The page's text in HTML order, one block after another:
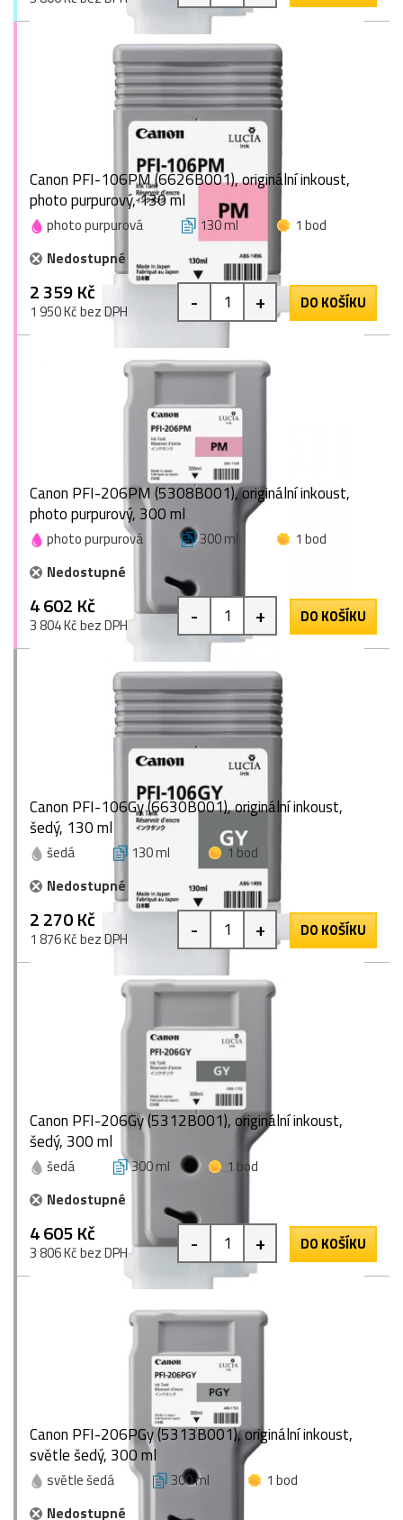
Canon PFI-106PM (6626B001), originální inkoust,
photo purpurový, 130 ml
photo purpurová 130 ml
1 bod
Nedostupné
2 359 Kč
1 950 Kč bez DPH - + DO KOŠÍKU
Canon PFI-206PM (5308B001), originální inkoust,
photo purpurový, 300 ml
photo purpurová 300 ml
1 bod
Nedostupné
4 602 Kč
3 804 Kč bez DPH - + DO KOŠÍKU
Canon PFI-106Gy (6630B001), originální inkoust,
šedý, 130 ml
šedá 130 ml
1 bod
Nedostupné
2 270 Kč
1 876 Kč bez DPH - + DO KOŠÍKU
Canon PFI-206Gy (5312B001), originální inkoust,
šedý, 300 ml
šedá 300 ml
1 bod
Nedostupné
4 605 Kč
3 806 Kč bez DPH - + DO KOŠÍKU
Canon PFI-206PGy (5313B001), originální inkoust,
světle šedý, 300 ml
světle šedá 300 ml
1 bod
Nedostupné